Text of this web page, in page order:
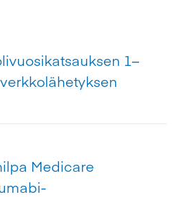
1–
Medicare